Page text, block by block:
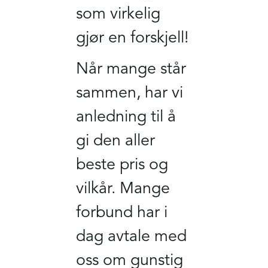
som virkelig
gjør en forskjell!
Når mange står
sammen, har vi
anledning til å
gi den aller
beste pris og
vilkår. Mange
forbund har i
dag avtale med
oss om gunstig